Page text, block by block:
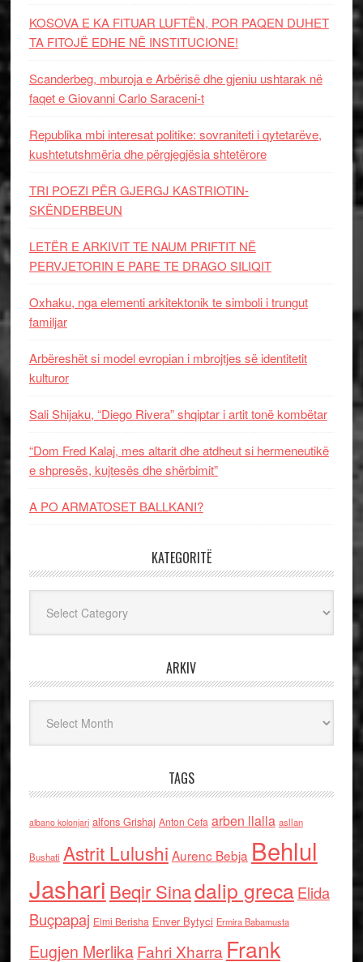
KOSOVA E KA FITUAR LUFTËN, POR PAQEN DUHET
TA FITOJË EDHE NË INSTITUCIONE!
Scanderbeg, mburoja e Arbërisë dhe gjeniu ushtarak në
faqet e Giovanni Carlo Saraceni-t
Republika mbi interesat politike: sovraniteti i qytetarëve,
kushtetutshmëria dhe përgjegjësia shtetërore
TRI POEZI PËR GJERGJ KASTRIOTIN-
SKËNDERBEUN
LETËR E ARKIVIT TE NAUM PRIFTIT NË
PERVJETORIN E PARE TE DRAGO SILIQIT
Oxhaku, nga elementi arkitektonik te simboli i trungut
familjar
Arbëreshët si model evropian i mbrojtjes së identitetit
kulturor
Sali Shijaku, “Diego Rivera” shqiptar i artit tonë kombëtar
“Dom Fred Kalaj, mes altarit dhe atdheut si hermeneutikë
e shpresës, kujtesës dhe shërbimit”
A PO ARMATOSET BALLKANI?
KATEGORITË
ARKIV
TAGS
albano kolonjari alfons Grishaj Anton Cefa arben llalla asllan
Bushati Astrit Lulushi Aurenc Bebja Behlul
Jashari Beqir Sinadalip grecaElida
Buçpapaj Elmi Berisha Enver Bytyci Ermira Babamusta
Eugjen MerlikaFahri Xharra Frank